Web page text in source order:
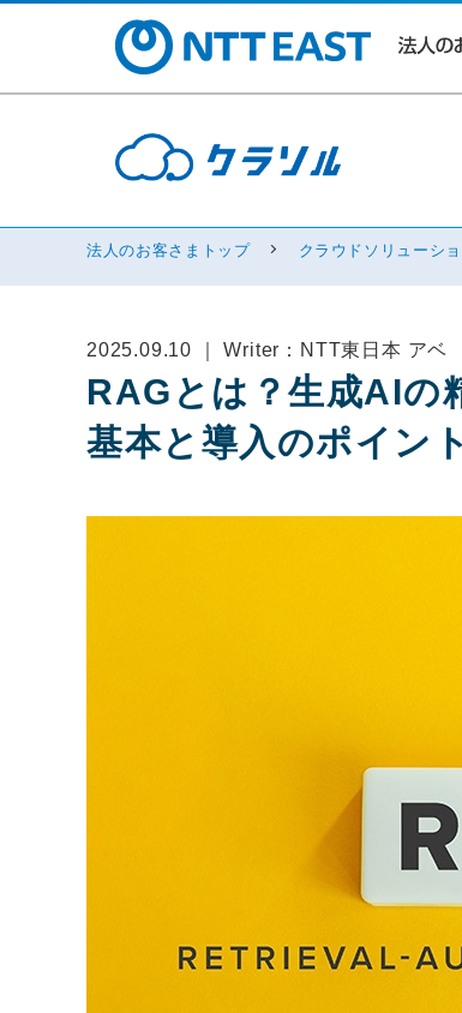
法人のお客さまトップ クラウドソリューシ
2025.09.10 ｜ Writer：NTT東日本 アベ
RAGとは？生成AIの
基本と導入のポイント